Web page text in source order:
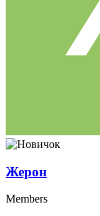
Жерон
Members